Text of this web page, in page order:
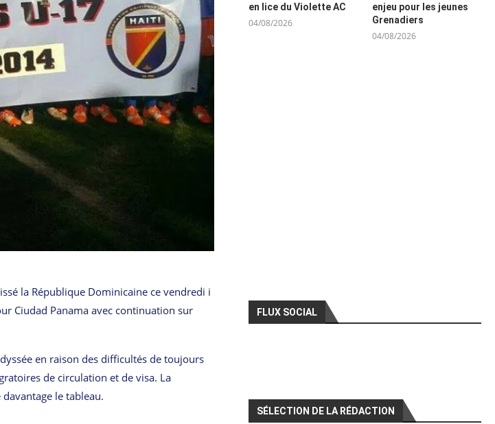
la République Dominicaine ce vendredi i
Ciudad Panama avec continuation sur
en raison des difficultés de toujours
de circulation et de visa. La
le tableau.
en lice du Violette AC
04/08/2026
enjeu pour les jeunes
Grenadiers
04/08/2026
FLUX SOCIAL
SÉLECTION DE LA RÉDACTION